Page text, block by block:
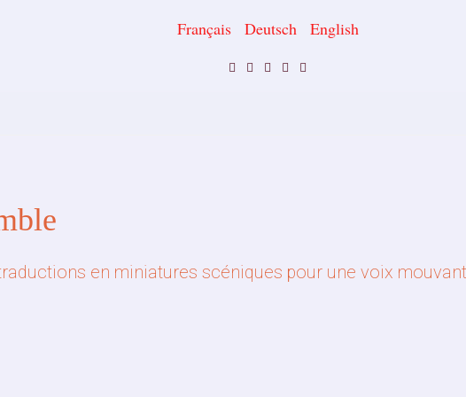
Français Deutsch English
en miniatures scéniques pour une voix